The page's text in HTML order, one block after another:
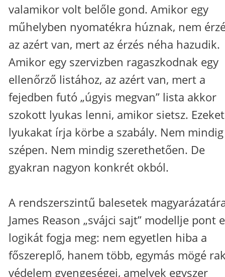
valamikor volt belőle gond. Amikor egy
műhelyben nyomatékra húznak, nem
az azért van, mert az érzés néha hazudik.
Amikor egy szervizben ragaszkodnak egy
ellenőrző listához, az azért van, mert a
fejedben futó „úgyis megvan” lista akkor
szokott lyukas lenni, amikor sietsz.
lyukakat írja körbe a szabály. Nem mindig
szépen. Nem mindig szerethetően. De
gyakran nagyon konkrét okból.
A rendszerszintű balesetek
James Reason „svájci sajt” modellje pont
logikát fogja meg: nem egyetlen hiba a
főszereplő, hanem több, egymás mögé
védelem gyengeségei, amelyek egyszer